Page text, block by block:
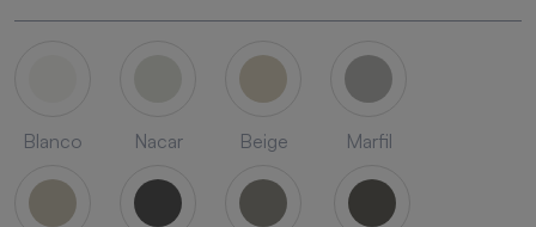
Blanco Nacar Beige Marfil